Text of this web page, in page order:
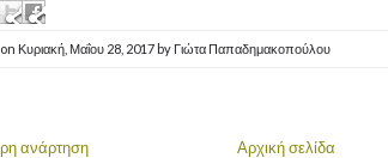
Κυριακή, Μαΐου 28, 2017 by Γιώτα Παπαδημακοπούλου
ανάρτηση Αρχική σελίδα